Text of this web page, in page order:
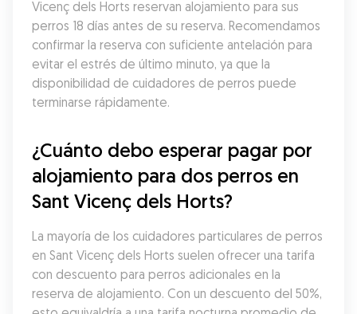
Vicenç dels Horts reservan alojamiento para sus
perros 18 días antes de su reserva. Recomendamos
confirmar la reserva con suficiente antelación para
evitar el estrés de último minuto, ya que la
disponibilidad de cuidadores de perros puede
terminarse rápidamente.
¿Cuánto debo esperar pagar por
alojamiento para dos perros en
Sant Vicenç dels Horts?
La mayoría de los cuidadores particulares de perros
en Sant Vicenç dels Horts suelen ofrecer una tarifa
con descuento para perros adicionales en la
reserva de alojamiento. Con un descuento del 50%,